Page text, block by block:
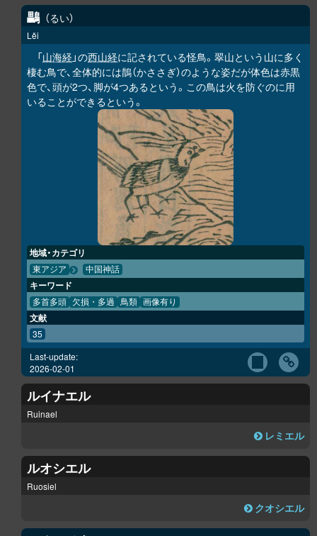
鸓 るい
Lěi
「山海経 」の西山経に記されている怪鳥。翠山という山に多く
棲む鳥で、全体的には鵲（かささぎ）のような姿だが体色は赤黒
色で、頭が2つ、脚が4つあるという。この鳥は火を防ぐのに用
いることができるという。
地域・カテゴリ
東アジア 中国神話
キーワード
多首多頭 欠損・多過 鳥類 画像有り
文献
35
Last-update:
2026-02-01
ルイナエル
Ruinael
レミエル
ルオシエル
Ruosiel
クオシエル